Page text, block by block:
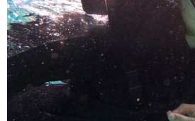
希望大家透過 SUP、獨木舟與
重山的魅力。
查看是什麼樣的
興趣：滑板、釣魚、貝斯、跳舞
特技：滑板